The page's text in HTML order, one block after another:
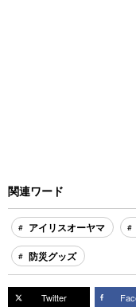
関連ワード
アイリスオーヤマ
防災グッズ
Twitter